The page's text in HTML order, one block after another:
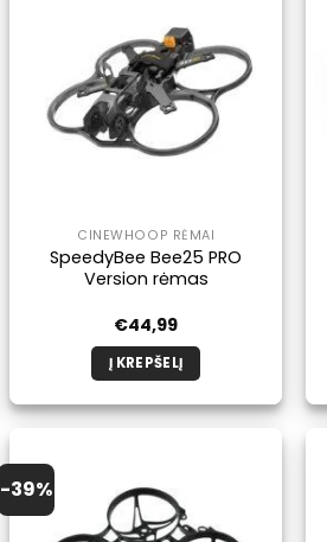
CINEWHOOP RĖMAI
SpeedyBee Bee25 PRO
Version rėmas
€44,99
Į KREPŠELĮ
-39%